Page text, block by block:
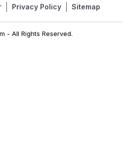
Privacy Policy Sitemap
- All Rights Reserved.